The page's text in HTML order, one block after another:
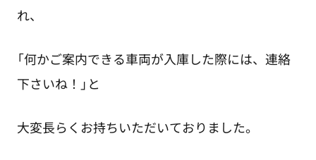
れ、
「何かご案内できる車両が入庫した際には、連絡
下さいね！」と
大変長らくお持ちいただいておりました。